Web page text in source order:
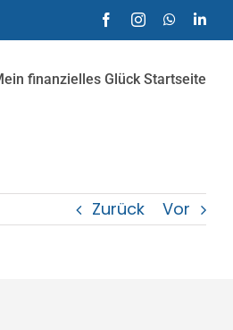
FacebookInstagram
finanzielles Glück Startseite
Zurück Vor